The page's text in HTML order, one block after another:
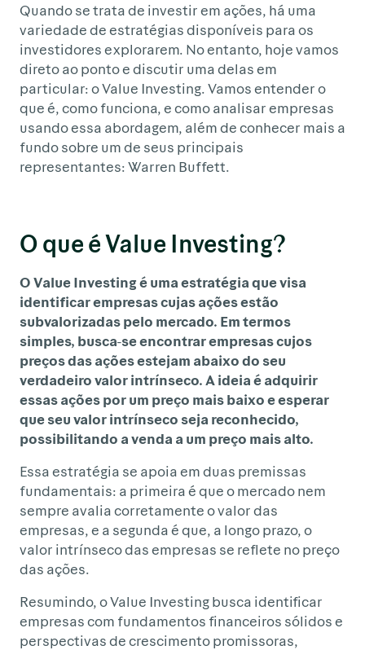
Quando se trata de investir em ações, há uma
variedade de estratégias disponíveis para os
investidores explorarem. No entanto, hoje vamos
direto ao ponto e discutir uma delas em
particular: o Value Investing. Vamos entender o
que é, como funciona, e como analisar empresas
usando essa abordagem, além de conhecer mais a
fundo sobre um de seus principais
representantes: Warren Buffett.
O que é Value Investing?
O Value Investing é uma estratégia que visa
identificar empresas cujas ações estão
subvalorizadas pelo mercado. Em termos
simples, busca-se encontrar empresas cujos
preços das ações estejam abaixo do seu
verdadeiro valor intrínseco. A ideia é adquirir
essas ações por um preço mais baixo e esperar
que seu valor intrínseco seja reconhecido,
possibilitando a venda a um preço mais alto.
Essa estratégia se apoia em duas premissas
fundamentais: a primeira é que o mercado nem
sempre avalia corretamente o valor das
empresas, e a segunda é que, a longo prazo, o
valor intrínseco das empresas se reflete no preço
das ações.
Resumindo, o Value Investing busca identificar
empresas com fundamentos financeiros sólidos e
perspectivas de crescimento promissoras,